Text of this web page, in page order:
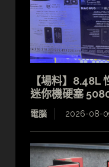
【場料】8.48L
迷你機硬塞
電腦 2026-08-